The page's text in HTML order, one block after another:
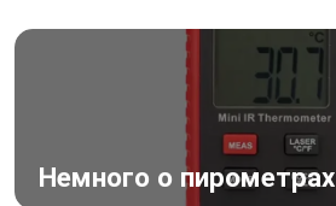
Немного о пирометрах